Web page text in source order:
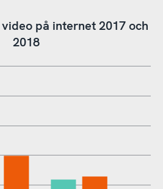
på internet 2017 och
2018